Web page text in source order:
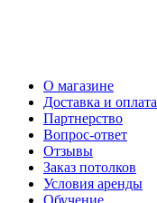
О магазине
Доставка и оплата
Партнерство
Вопрос-ответ
Отзывы
Заказ потолков
Условия аренды
Обучение